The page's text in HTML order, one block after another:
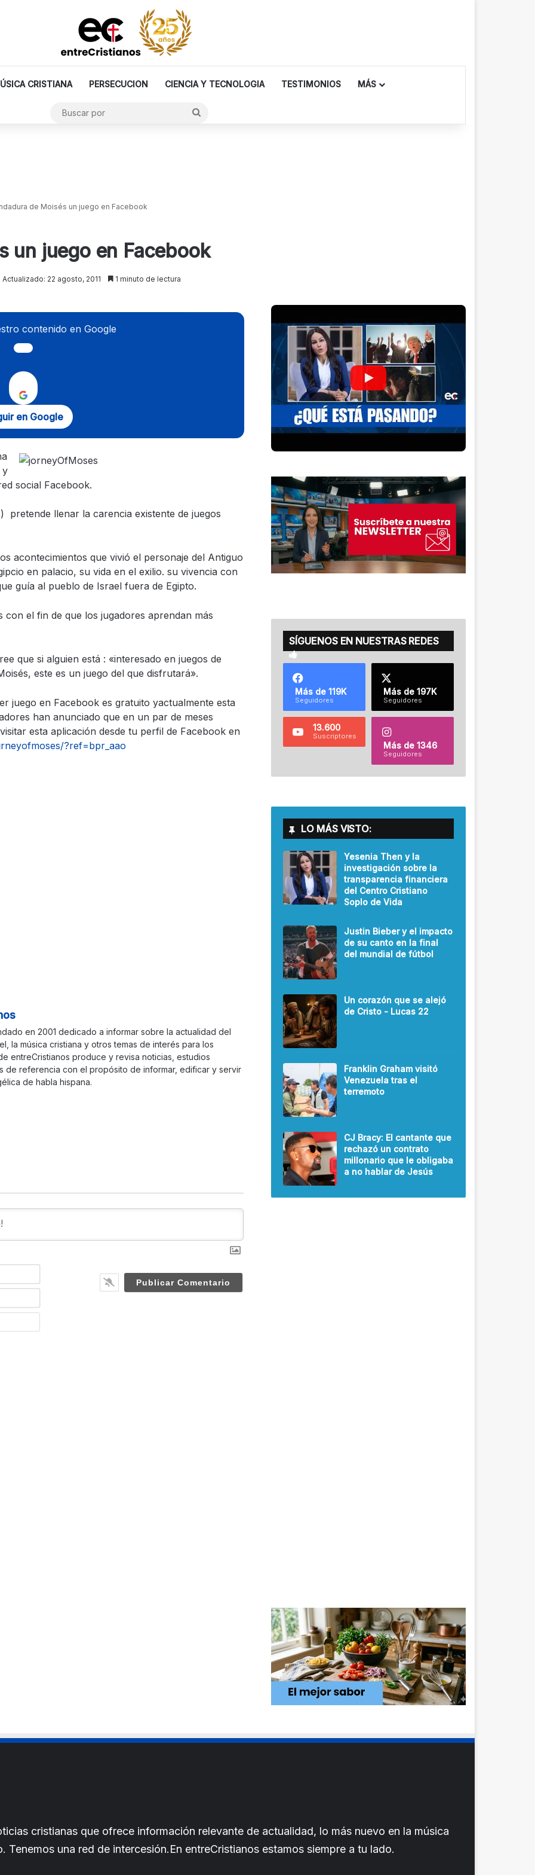
CRISTIANA PERSECUCION CIENCIA Y TECNOLOGIA TESTIMONIOS MÁS
de Moisés un juego en Facebook
un juego en Facebook
Actualizado: 22 agosto, 2011 1 minuto de lectura
contenido en Google
en Google
y
social Facebook.
llenar la carencia existente de juegos
acontecimientos que vivió el personaje del Antiguo
en palacio, su vida en el exilio. su vivencia con
guía al pueblo de Israel fuera de Egipto.
el fin de que los jugadores aprendan más
que si alguien está : «interesado en juegos de
este es un juego del que disfrutará».
juego en Facebook es gratuito yactualmente esta
han anunciado que en un par de meses
esta aplicación desde tu perfil de Facebook en
?ref=bpr_aao
en 2001 dedicado a informar sobre la actualidad del
la música cristiana y otros temas de interés para los
entreCristianos produce y revisa noticias, estudios
de referencia con el propósito de informar, edificar y servir
de habla hispana.
m
*a
l
SÍGUENOS EN NUESTRAS REDES
Más de 119K
Seguidores
Más de 197K
Seguidores
13.600
Suscriptores
Más de 1346
Seguidores
LO MÁS VISTO:
Yesenia Then y la
investigación sobre la
transparencia financiera
del Centro Cristiano
Soplo de Vida
Justin Bieber y el impacto
de su canto en la final
del mundial de fútbol
Un corazón que se alejó
de Cristo - Lucas 22
Franklin Graham visitó
Venezuela tras el
terremoto
CJ Bracy: El cantante que
rechazó un contrato
millonario que le obligaba
a no hablar de Jesús
cristianas que ofrece información relevante de actualidad, lo más nuevo en la música
Tenemos una red de intercesión.En entreCristianos estamos siempre a tu lado.